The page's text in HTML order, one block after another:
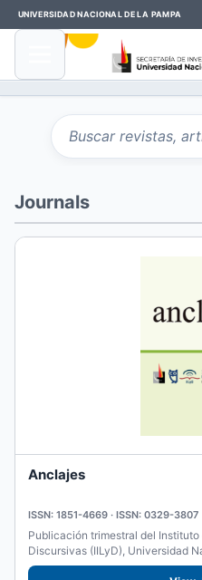
UNIVERSIDAD NACIONAL DE LA PAMPA
Buscar en el
Search articles for
Journals
Anclajes
ISSN: 1851-4669 · ISSN: 0329-3807
Publicación trimestral del
Discursivas (IILyD), Universidad